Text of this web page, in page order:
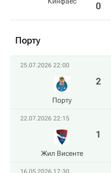
0
Порту
25.07.2026 22:00
Порту
2
22.07.2026 22:15
Жил Висенте
1
16.05.2026 17:30